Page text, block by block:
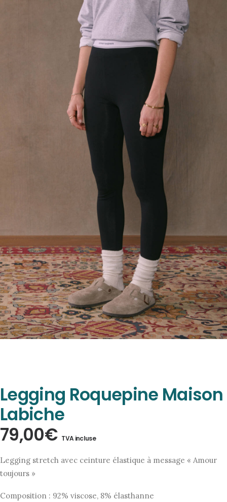
Legging Roquepine Maison
Labiche
79,00€ TVA incluse
Legging stretch avec ceinture élastique à message « Amour
toujours »
Composition : 92% viscose, 8% élasthanne